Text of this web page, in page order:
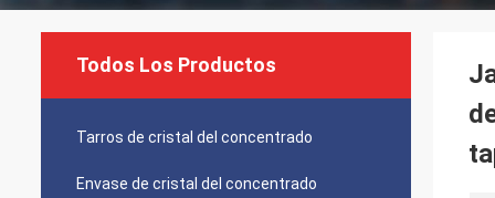
Todos Los Productos
Tarros de cristal del concentrado
Envase de cristal del concentrado